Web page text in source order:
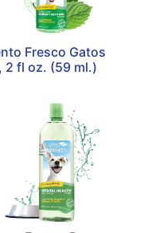
Fresco Gatos
2 fl oz. (59 ml.)